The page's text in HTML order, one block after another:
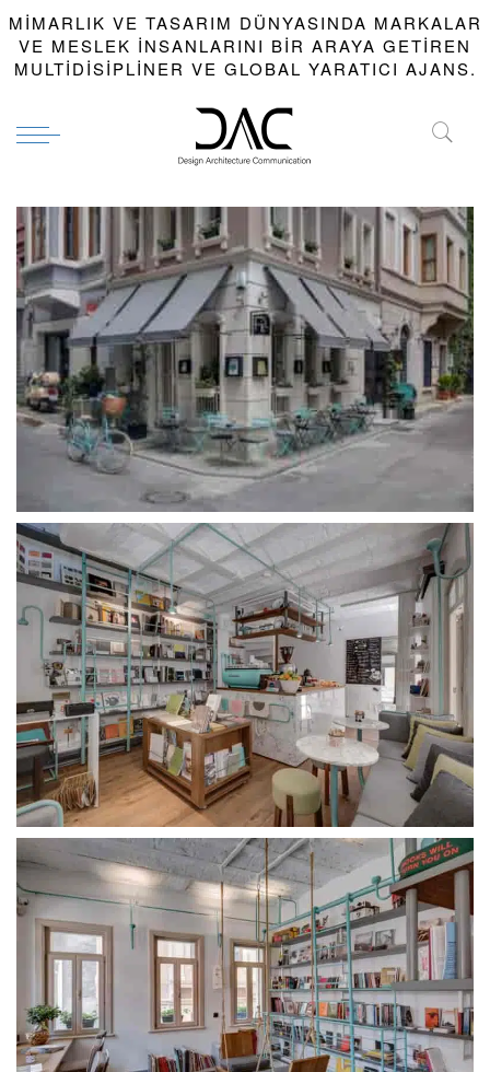
MIMARLIK VE TASARIM DÜNYASINDA MARKALAR
VE MESLEK INSANLARINI BIR ARAYA GETIREN
MULTIDISIPLINER VE GLOBAL YARATICI AJANS.